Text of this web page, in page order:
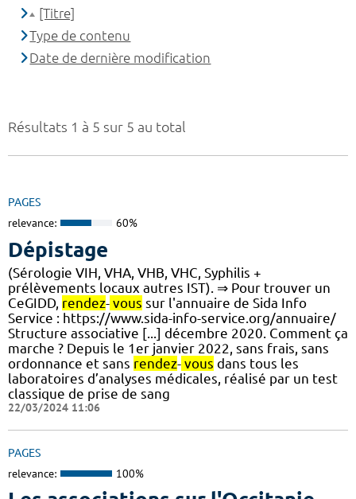
Résultats 1 à 5 sur 5 au total
PAGES
relevance: 60%
Dépistage
(Sérologie VIH, VHA, VHB, VHC, Syphilis +
prélèvements locaux autres IST). ⇒ Pour trouver un
CeGIDD, rendez- vous sur l'annuaire de Sida Info
Service : https://www.sida-info-service.org/annuaire/
Structure associative [...] décembre 2020. Comment ça
marche ? Depuis le 1er janvier 2022, sans frais, sans
ordonnance et sans rendez- vous dans tous les
laboratoires d’analyses médicales, réalisé par un test
classique de prise de sang
22/03/2024 11:06
PAGES
relevance: 100%
[Titre]
Type de contenu
Date de dernière modification